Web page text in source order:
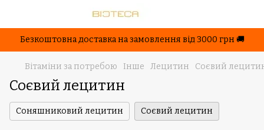
Безкоштовна доставка на замовлення від 3000 грн 🚚
Вітаміни за потребою Інше Лецитин Соєвий
Соєвий лецитин
Соняшниковий лецитин Соєвий лецитин